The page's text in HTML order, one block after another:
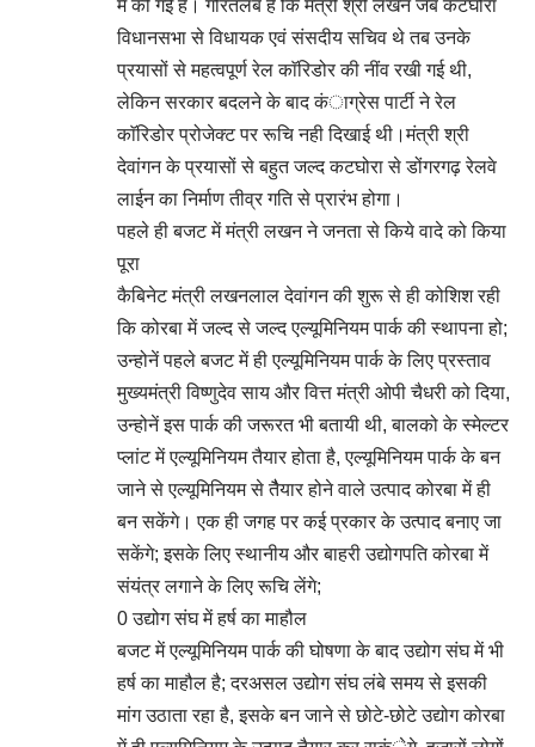
में की गई है। गौरतलब है कि मंत्री श्री लखन जब कटघोरा
विधानसभा से विधायक एवं संसदीय सचिव थे तब उनके
प्रयासों से महत्वपूर्ण रेल काॅरिडोर की नींव रखी गई थी,
लेकिन सरकार बदलने के बाद कंाग्रेस पार्टी ने रेल
काॅरिडोर प्रोजेक्ट पर रूचि नही दिखाई थी।मंत्री श्री
देवांगन के प्रयासों से बहुत जल्द कटघोरा से डोंगरगढ़ रेलवे
लाईन का निर्माण तीव्र गति से प्रारंभ होगा।
पहले ही बजट में मंत्री लखन ने जनता से किये वादे को किया
पूरा
कैबिनेट मंत्री लखनलाल देवांगन की शुरू से ही कोशिश रही
कि कोरबा में जल्द से जल्द एल्यूमिनियम पार्क की स्थापना हो;
उन्होनें पहले बजट में ही एल्यूमिनियम पार्क के लिए प्रस्ताव
मुख्यमंत्री विष्णुदेव साय और वित्त मंत्री ओपी चैधरी को दिया,
उन्होनें इस पार्क की जरूरत भी बतायी थी, बालको के स्मेल्टर
प्लांट में एल्यूमिनियम तैयार होता है, एल्यूमिनियम पार्क के बन
जाने से एल्यूमिनियम से तैैयार होने वाले उत्पाद कोरबा में ही
बन सकेंगे। एक ही जगह पर कई प्रकार के उत्पाद बनाए जा
सकेंगे; इसके लिए स्थानीय और बाहरी उद्योगपति कोरबा में
संयंत्र लगाने के लिए रूचि लेंगे;
0 उद्योग संघ में हर्ष का माहौल
बजट में एल्यूमिनियम पार्क की घोषणा के बाद उद्योग संघ में भी
हर्ष का माहौल है; दरअसल उद्योग संघ लंबे समय से इसकी
मांग उठाता रहा है, इसके बन जाने से छोटे-छोटे उद्योग कोरबा